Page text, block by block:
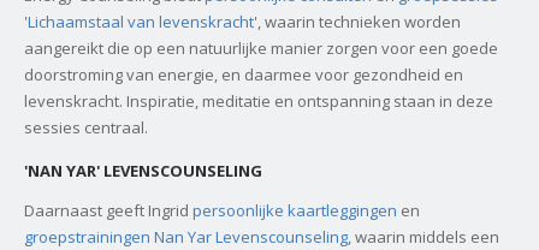
'Lichaamstaal van levenskracht', waarin technieken worden
aangereikt die op een natuurlijke manier zorgen voor een goede
doorstroming van energie, en daarmee voor gezondheid en
levenskracht. Inspiratie, meditatie en ontspanning staan in deze
sessies centraal.
'NAN YAR' LEVENSCOUNSELING
Daarnaast geeft Ingrid persoonlijke kaartleggingen en
groepstrainingen Nan Yar Levenscounseling, waarin middels een